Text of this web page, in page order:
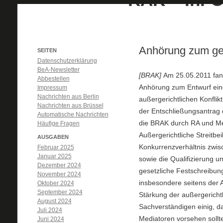
Anhörung zum
[BRAK] Am 25.05.2011
Anhörung zum Entwurf
außergerichtlichen
der Entschließungsantrag
die BRAK durch RA und
Außergerichtliche
Konkurrenzverhältnis
sowie die Qualifizierung
gesetzliche
insbesondere seitens der
Stärkung der
Sachverständigen einig,
Mediatoren vorsehen
SEITEN
Datenschutzerklärung
BeA-Newsletter
Abbestellen
Impressum
Nachrichten aus Berlin
Nachrichten aus Brüssel
Automatische Nachrichten
Häufige Fragen
AUSGABEN
Februar 2025
Januar 2025
Dezember 2024
November 2024
Oktober 2024
September 2024
August 2024
Juli 2024
Juni 2024